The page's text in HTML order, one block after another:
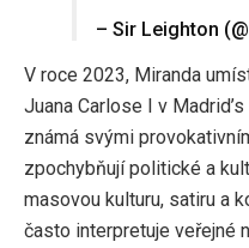
– Sir Leighton
V roce 2023, Miranda
Juana Carlose I v
známá svými
zpochybňují politické a
masovou kulturu, satiru a
často interpretuje veřejné